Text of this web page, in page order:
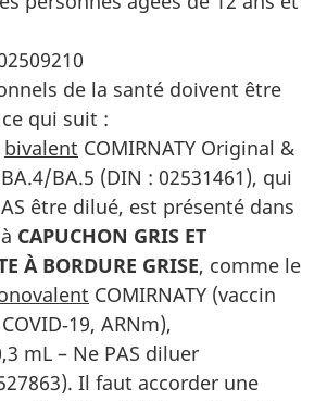
de la santé doivent être
qui suit :
bivalent COMIRNATY Original &
BA.5 (DIN : 02531461), qui
être dilué, est présenté dans
CAPUCHON GRIS ET
À BORDURE GRISE, comme le
COMIRNATY (vaccin
ARNm),
mL – Ne PAS diluer
Il faut accorder une